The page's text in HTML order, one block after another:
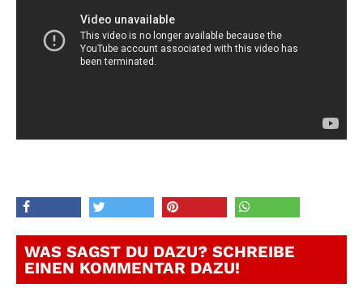
WAS SAGST DU DAZU? SCHREIBE
EINEN KOMMENTAR DAZU!